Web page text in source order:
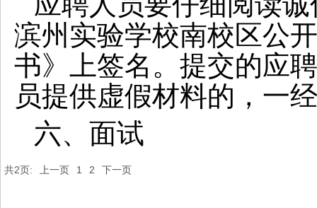
滨州实验学校南校区公
书》上签名。提交的应
员提供虚假材料的，一
六、面试
共2页: 上一页 1 2 下一页